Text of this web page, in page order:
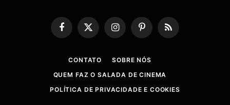
Facebook
X
InstagramPinterestRSS
CONTATO
SOBRE NÓS
QUEM FAZ O SALADA DE CINEMA
POLÍTICA DE PRIVACIDADE E COOKIES